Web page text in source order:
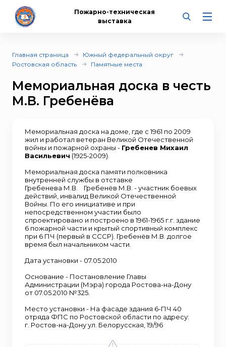
Пожарно-техническая
выставка
Главная страница
Южный федеральный округ
Ростовская область
Памятные места
Мемориальная доска в честь
М.В. Гребенёва
Мемориальная доска на доме, где с 1961 по 2009
жил и работал ветеран Великой Отечественной
войны и пожарной охраны - Гребенев Михаил
Васильевич (1925-2009).
Мемориальная доска памяти полковника
внутренней службы в отставке
Гребенева М.В. Гребенёв М.В. - участник боевых
действий, инвалид Великой Отечественной
Войны. По его инициативе и при
непосредственном участии было
спроектировано и построено в 1961-1965 г.г. здание
6 пожарной части и крытый спортивный комплекс
при 6 ПЧ (первый в СССР). Гребенёв М.В. долгое
время был начальником части.
Дата установки - 07.05.2010
Основание - Постановление Главы
Администрации (Мэра) города Ростова-на-Дону
от 07.05.2010 №325.
Место установки - На фасаде здания 6-ПЧ 40
отряда ФПС по Ростовской области по адресу:
г. Ростов-на-Дону ул. Белорусская, 19/96